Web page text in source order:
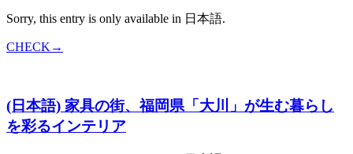
Sorry, this entry is only available in 日本語.
CHECK→
(日本語) 家具の街、福岡県「大川」が生む暮らし
を彩るインテリア